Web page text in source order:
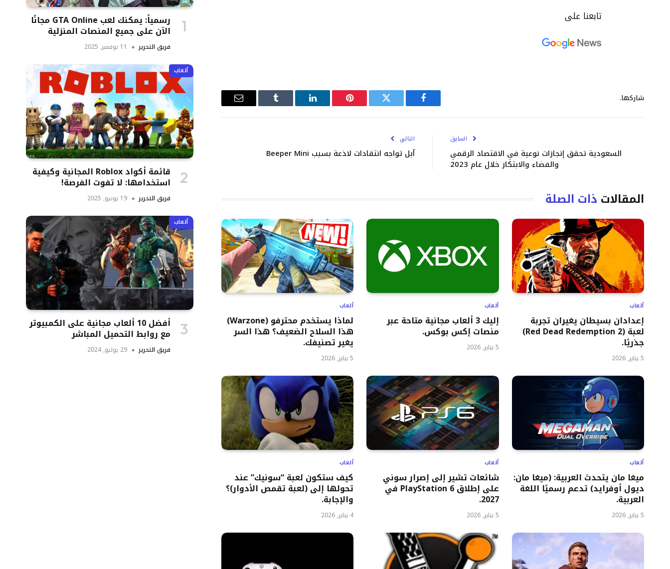
تابعنا على
شاركها. فيسبوك تويتر بينتيريستلينكدإن Tumblr البريد
السابق
السعودية تحقق إنجازات نوعية في الاقتصاد الرقمي
والفضاء والابتكار خلال عام 2023
التالي
آبل تواجه انتقادات لاذعة بسبب Beeper Mini
المقالات ذات الصلة
ألعاب
إعدادان بسيطان يغيران تجربة
لعبة (Red Dead Redemption 2)
جذريًا.
5 يناير, 2026
ألعاب
إليك 3 ألعاب مجانية متاحة عبر
منصات إكس بوكس.
5 يناير, 2026
ألعاب
لماذا يستخدم محترفو (Warzone)
هذا السلاح الضعيف؟ هذا السر
يغير تصنيفك.
5 يناير, 2026
ألعاب
ميغا مان يتحدث العربية: (ميغا مان:
ديول أوفرايد) تدعم رسميًا اللغة
العربية.
5 يناير, 2026
ألعاب
شائعات تشير إلى إصرار سوني
على إطلاق PlayStation 6 في
2027.
5 يناير, 2026
ألعاب
كيف ستكون لعبة “سونيك” عند
تحولها إلى (لعبة تقمص الأدوار)؟
والإجابة.
4 يناير, 2026
رسمياً: يمكنك لعب GTA Online مجانًا
الآن على جميع المنصات المنزلية
فريق التحرير 11 نوفمبر, 2025
ألعاب
قائمة أكواد Roblox المجانية وكيفية
استخدامها: لا تفوت الفرصة!
فريق التحرير 19 يونيو, 2025
ألعاب
أفضل 10 ألعاب مجانية على الكمبيوتر
مع روابط التحميل المباشر
فريق التحرير 29 يوليو, 2024